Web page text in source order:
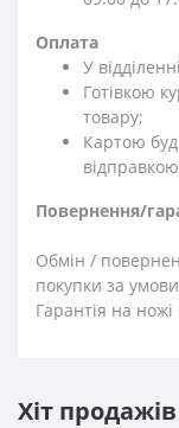
Оплата
У
Готівкою
товару;
Картою
Повернення/
Обмін /
покупки за умови
Гарантія на ножі
Хіт продажів